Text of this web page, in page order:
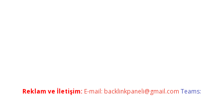
Reklam ve İletişim: E-mail: backlinkpaneli@gmail.com Teams: